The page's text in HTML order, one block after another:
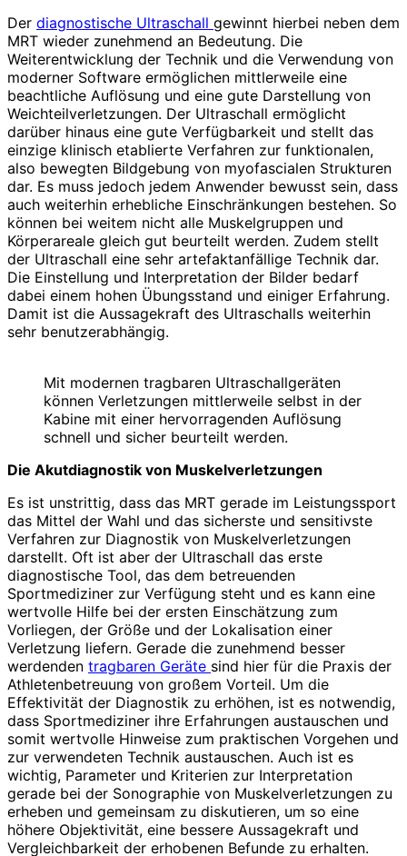
Der diagnostische Ultraschall gewinnt hierbei neben dem
MRT wieder zunehmend an Bedeutung. Die
Weiterentwicklung der Technik und die Verwendung von
moderner Software ermöglichen mittlerweile eine
beachtliche Auflösung und eine gute Darstellung von
Weichteilverletzungen. Der Ultraschall ermöglicht
darüber hinaus eine gute Verfügbarkeit und stellt das
einzige klinisch etablierte Verfahren zur funktionalen,
also bewegten Bildgebung von myofascialen Strukturen
dar. Es muss jedoch jedem Anwender bewusst sein, dass
auch weiterhin erhebliche Einschränkungen bestehen. So
können bei weitem nicht alle Muskelgruppen und
Körperareale gleich gut beurteilt werden. Zudem stellt
der Ultraschall eine sehr artefaktanfällige Technik dar.
Die Einstellung und Interpretation der Bilder bedarf
dabei einem hohen Übungsstand und einiger Erfahrung.
Damit ist die Aussagekraft des Ultraschalls weiterhin
sehr benutzerabhängig.
Mit modernen tragbaren Ultraschallgeräten
können Verletzungen mittlerweile selbst in der
Kabine mit einer hervorragenden Auflösung
schnell und sicher beurteilt werden.
Die Akutdiagnostik von Muskelverletzungen
Es ist unstrittig, dass das MRT gerade im Leistungssport
das Mittel der Wahl und das sicherste und sensitivste
Verfahren zur Diagnostik von Muskelverletzungen
darstellt. Oft ist aber der Ultraschall das erste
diagnostische Tool, das dem betreuenden
Sportmediziner zur Verfügung steht und es kann eine
wertvolle Hilfe bei der ersten Einschätzung zum
Vorliegen, der Größe und der Lokalisation einer
Verletzung liefern. Gerade die zunehmend besser
werdenden tragbaren Geräte sind hier für die Praxis der
Athletenbetreuung von großem Vorteil. Um die
Effektivität der Diagnostik zu erhöhen, ist es notwendig,
dass Sportmediziner ihre Erfahrungen austauschen und
somit wertvolle Hinweise zum praktischen Vorgehen und
zur verwendeten Technik austauschen. Auch ist es
wichtig, Parameter und Kriterien zur Interpretation
gerade bei der Sonographie von Muskelverletzungen zu
erheben und gemeinsam zu diskutieren, um so eine
höhere Objektivität, eine bessere Aussagekraft und
Vergleichbarkeit der erhobenen Befunde zu erhalten.